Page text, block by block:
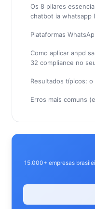
Os 8 pilares
chatbot ia whatsapp
Plataformas
Como aplicar anpd
32 compliance no
Resultados típicos:
Erros mais comuns
15.000+ empresas